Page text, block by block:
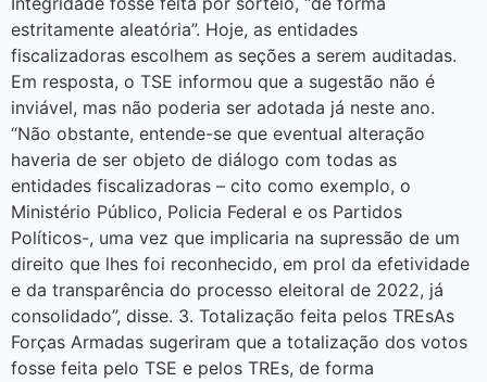
estritamente aleatória”. Hoje, as entidades
fiscalizadoras escolhem as seções a serem auditadas.
Em resposta, o TSE informou que a sugestão não é
inviável, mas não poderia ser adotada já neste ano.
“Não obstante, entende-se que eventual alteração
haveria de ser objeto de diálogo com todas as
entidades fiscalizadoras – cito como exemplo, o
Ministério Público, Policia Federal e os Partidos
Políticos-, uma vez que implicaria na supressão de um
direito que lhes foi reconhecido, em prol da efetividade
e da transparência do processo eleitoral de 2022, já
consolidado”, disse. 3. Totalização feita pelos TREsAs
Forças Armadas sugeriram que a totalização dos votos
fosse feita pelo TSE e pelos TREs, de forma